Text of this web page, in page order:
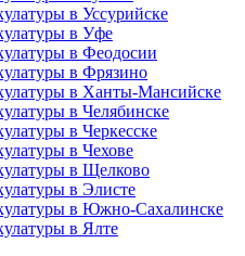
в Уссурийске
в Уфе
в Феодосии
в Фрязино
в Ханты-Мансийске
в Челябинске
в Черкесске
в Чехове
в Щелково
в Элисте
в Южно-Сахалинске
в Ялте